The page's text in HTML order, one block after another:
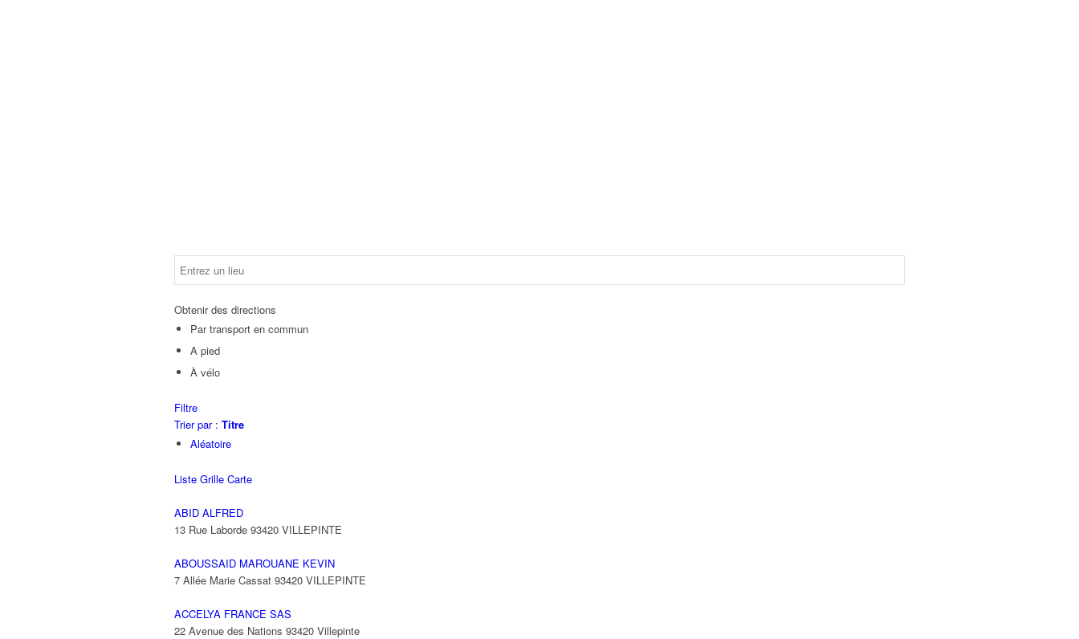
Obtenir des directions
Par transport en commun
A pied
À vélo
Filtre
Trier par : Titre
Aléatoire
Liste Grille Carte
ABID ALFRED
13 Rue Laborde 93420 VILLEPINTE
ABOUSSAID MAROUANE KEVIN
7 Allée Marie Cassat 93420 VILLEPINTE
ACCELYA FRANCE SAS
22 Avenue des Nations 93420 Villepinte